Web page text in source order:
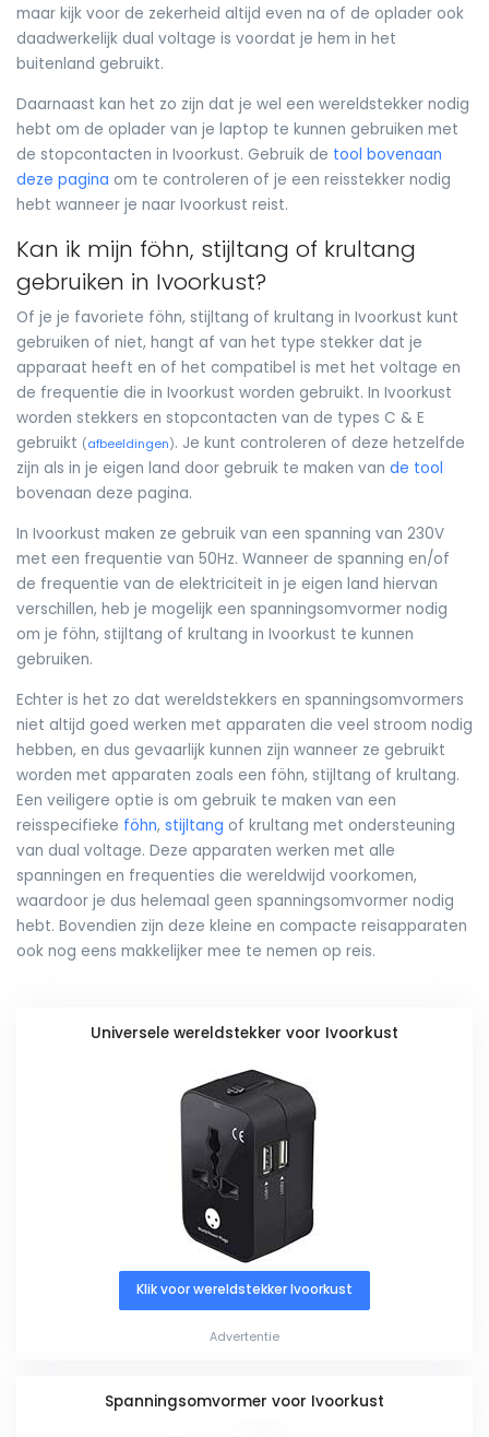
maar kijk voor de zekerheid altijd even na of de oplader ook
daadwerkelijk dual voltage is voordat je hem in het
buitenland gebruikt.
Daarnaast kan het zo zijn dat je wel een wereldstekker nodig
hebt om de oplader van je laptop te kunnen gebruiken met
de stopcontacten in Ivoorkust. Gebruik de tool bovenaan
deze pagina om te controleren of je een reisstekker nodig
hebt wanneer je naar Ivoorkust reist.
Kan ik mijn föhn, stijltang of krultang
gebruiken in Ivoorkust?
Of je je favoriete föhn, stijltang of krultang in Ivoorkust kunt
gebruiken of niet, hangt af van het type stekker dat je
apparaat heeft en of het compatibel is met het voltage en
de frequentie die in Ivoorkust worden gebruikt. In Ivoorkust
worden stekkers en stopcontacten van de types C & E
gebruikt (afbeeldingen). Je kunt controleren of deze hetzelfde
zijn als in je eigen land door gebruik te maken van de tool
bovenaan deze pagina.
In Ivoorkust maken ze gebruik van een spanning van 230V
met een frequentie van 50Hz. Wanneer de spanning en/of
de frequentie van de elektriciteit in je eigen land hiervan
verschillen, heb je mogelijk een spanningsomvormer nodig
om je föhn, stijltang of krultang in Ivoorkust te kunnen
gebruiken.
Echter is het zo dat wereldstekkers en spanningsomvormers
niet altijd goed werken met apparaten die veel stroom nodig
hebben, en dus gevaarlijk kunnen zijn wanneer ze gebruikt
worden met apparaten zoals een föhn, stijltang of krultang.
Een veiligere optie is om gebruik te maken van een
reisspecifieke föhn, stijltang of krultang met ondersteuning
van dual voltage. Deze apparaten werken met alle
spanningen en frequenties die wereldwijd voorkomen,
waardoor je dus helemaal geen spanningsomvormer nodig
hebt. Bovendien zijn deze kleine en compacte reisapparaten
ook nog eens makkelijker mee te nemen op reis.
Universele wereldstekker voor Ivoorkust
Klik voor wereldstekker Ivoorkust
Advertentie
Spanningsomvormer voor Ivoorkust